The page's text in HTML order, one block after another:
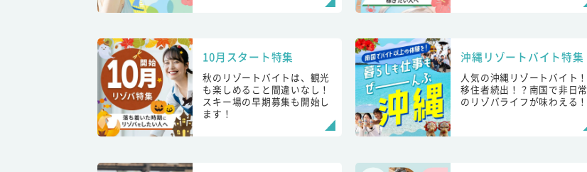
10月スタート特集
秋のリゾートバイトは、観光
も楽しめること間違いなし！
スキー場の早期募集も開始し
ます！
沖縄リゾートバイト特集
人気の沖縄リゾートバイト！
移住者続出！？南国で非日常
のリゾバライフが味わえる！